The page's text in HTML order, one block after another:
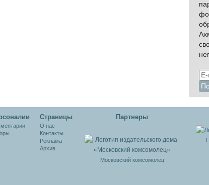
Cтраницы
О нас
Контакты
Реклама
Архив
Партнеры
Московский комсомолец